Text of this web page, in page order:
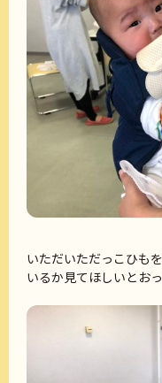
いただいただっこひも
いるか見てほしいとお